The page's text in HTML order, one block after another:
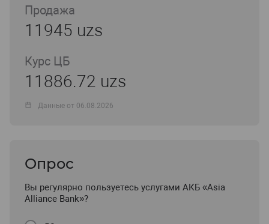
Продажа
11945 uzs
Курс ЦБ
11886.72 uzs
Данные от 06.08.2026
Опрос
Вы регулярно пользуетесь услугами АКБ «Asia
Alliance Bank»?